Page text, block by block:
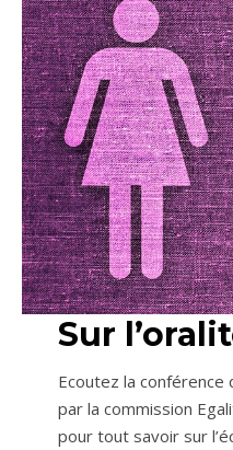
Sur
Ecoutez la conférence
par la commission
pour tout savoir sur